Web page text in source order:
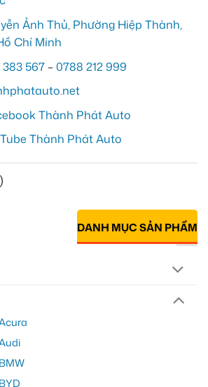
Ảnh Thủ, Phường Hiệp Thành,
Chí Minh
567 –0788 212 999
Thành Phát Auto
Thành Phát Auto
DANH MỤC SẢN PHẨM